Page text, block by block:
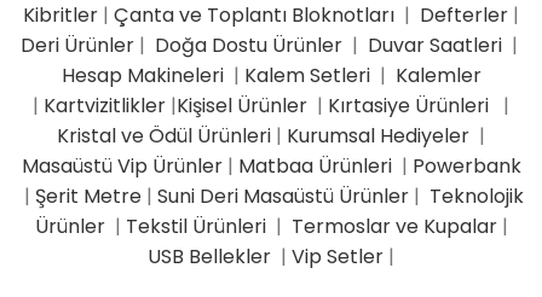
Kibritler | Çanta ve Toplantı Bloknotları | Defterler |
Deri Ürünler| Doğa Dostu Ürünler | Duvar Saatleri |
Hesap Makineleri| Kalem Setleri| Kalemler
| Kartvizitlikler |Kişisel Ürünler | Kırtasiye Ürünleri |
Kristal ve Ödül Ürünleri | Kurumsal Hediyeler |
Masaüstü Vip Ürünler| Matbaa Ürünleri| Powerbank
| Şerit Metre| Suni Deri Masaüstü Ürünler| Teknolojik
Ürünler | Tekstil Ürünleri | Termoslar ve Kupalar|
USB Bellekler | Vip Setler |